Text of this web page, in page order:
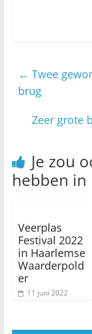
← Twee
brug
Zeer grote
Je zou
hebben in
Veerplas
Festival 2022
in Haarlemse
Waarderpold
er
11 juni 2022